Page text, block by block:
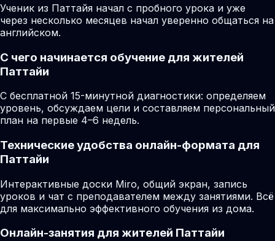
Ученик из Паттайя начал с пробного урока и уже
через несколько месяцев начал уверенно общаться на
английском.
С чего начинается обучение для жителей
Паттайи
С бесплатной 15-минутной диагностики: определяем
уровень, обсуждаем цели и составляем персональный
план на первые 4–6 недель.
Технические удобства онлайн-формата для
Паттайи
Интерактивные доски Miro, общий экран, запись
уроков и чат с преподавателем между занятиями. Всё
для максимально эффективного обучения из дома.
Онлайн-занятия для жителей Паттайи